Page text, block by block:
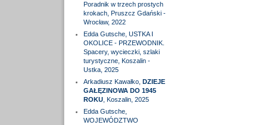
Poradnik w trzech prostych
krokach, Pruszcz Gdański -
Wrocław, 2022
Edda Gutsche, USTKA I
OKOLICE - PRZEWODNIK.
Spacery, wycieczki, szlaki
turystyczne, Koszalin -
Ustka, 2025
Arkadiusz Kawałko, DZIEJE
GAŁĘZINOWA DO 1945
ROKU, Koszalin, 2025
Edda Gutsche,
WOJEWÓDZTWO